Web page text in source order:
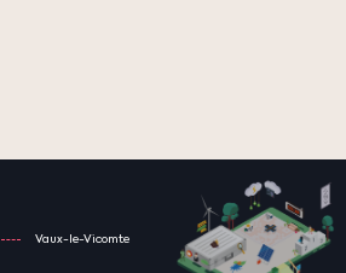
Vaux-le-Vicomte